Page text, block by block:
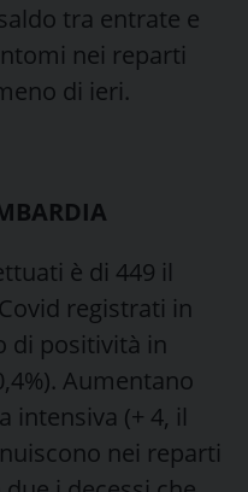
tra entrate e
nei reparti
di ieri.
è di 449 il
registrati in
di positività in
Aumentano
intensiva (+ 4, il
nei reparti